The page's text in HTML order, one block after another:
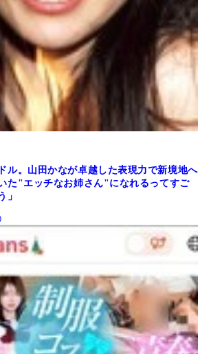
ル。山田かなが卓越した表現力で新境地へ
た"エッチなお姉さん"になれるってすご
」